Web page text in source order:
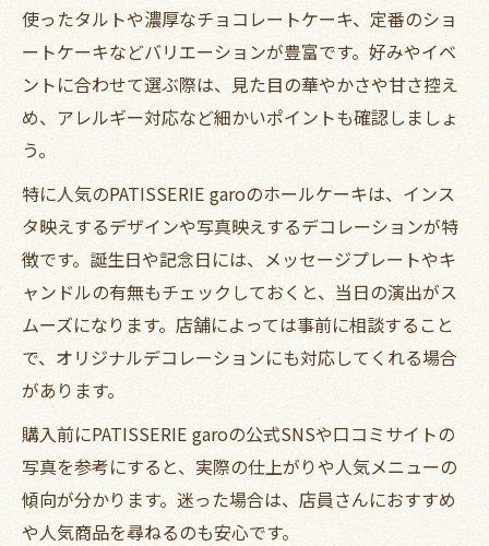
使ったタルトや濃厚なチョコレートケーキ、定番のショ
ートケーキなどバリエーションが豊富です。好みやイベ
ントに合わせて選ぶ際は、見た目の華やかさや甘さ控え
め、アレルギー対応など細かいポイントも確認しましょ
う。
特に人気のPATISSERIE garoのホールケーキは、インス
タ映えするデザインや写真映えするデコレーションが特
徴です。誕生日や記念日には、メッセージプレートやキ
ャンドルの有無もチェックしておくと、当日の演出がス
ムーズになります。店舗によっては事前に相談すること
で、オリジナルデコレーションにも対応してくれる場合
があります。
購入前にPATISSERIE garoの公式SNSや口コミサイトの
写真を参考にすると、実際の仕上がりや人気メニューの
傾向が分かります。迷った場合は、店員さんにおすすめ
や人気商品を尋ねるのも安心です。